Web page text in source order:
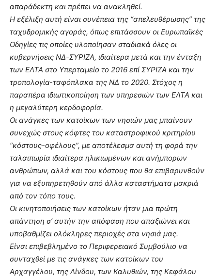
απαράδεκτη και πρέπει να ανακληθεί.
Η εξέλιξη αυτή είναι συνέπεια της “απελευθέρωσης” της
ταχυδρομικής αγοράς, όπως επιτάσσουν οι Ευρωπαϊκές
Οδηγίες τις οποίες υλοποίησαν σταδιακά όλες οι
κυβερνήσεις ΝΔ-ΣΥΡΙΖΑ, ιδιαίτερα μετά και την ένταξη
των ΕΛΤΑ στο Υπερταμείο το 2016 επί ΣΥΡΙΖΑ και την
τροπολογία-ταφόπλακα της ΝΔ το 2020. Στόχος η
παραπέρα ιδιωτικοποίηση των υπηρεσιών των ΕΛΤΑ και
η μεγαλύτερη κερδοφορία.
Οι ανάγκες των κατοίκων των νησιών μας μπαίνουν
συνεχώς στους κόφτες του καταστροφικού κριτηρίου
“κόστους-οφέλους”, με αποτέλεσμα αυτή τη φορά την
ταλαιπωρία ιδιαίτερα ηλικιωμένων και ανήμπορων
ανθρώπων, αλλά και του κόστους που θα επιβαρυνθούν
για να εξυπηρετηθούν από άλλα καταστήματα μακριά
από τον τόπο τους.
Οι κινητοποιήσεις των κατοίκων ήταν μια πρώτη
απάντηση σ’ αυτήν την απόφαση που απαξιώνει και
υποβαθμίζει ολόκληρες περιοχές στα νησιά μας.
Είναι επιβεβλημένο το Περιφερειακό Συμβούλιο να
συνταχθεί με τις ανάγκες των κατοίκων του
Αρχαγγέλου, της Λίνδου, των Καλυθιών, της Κεφάλου